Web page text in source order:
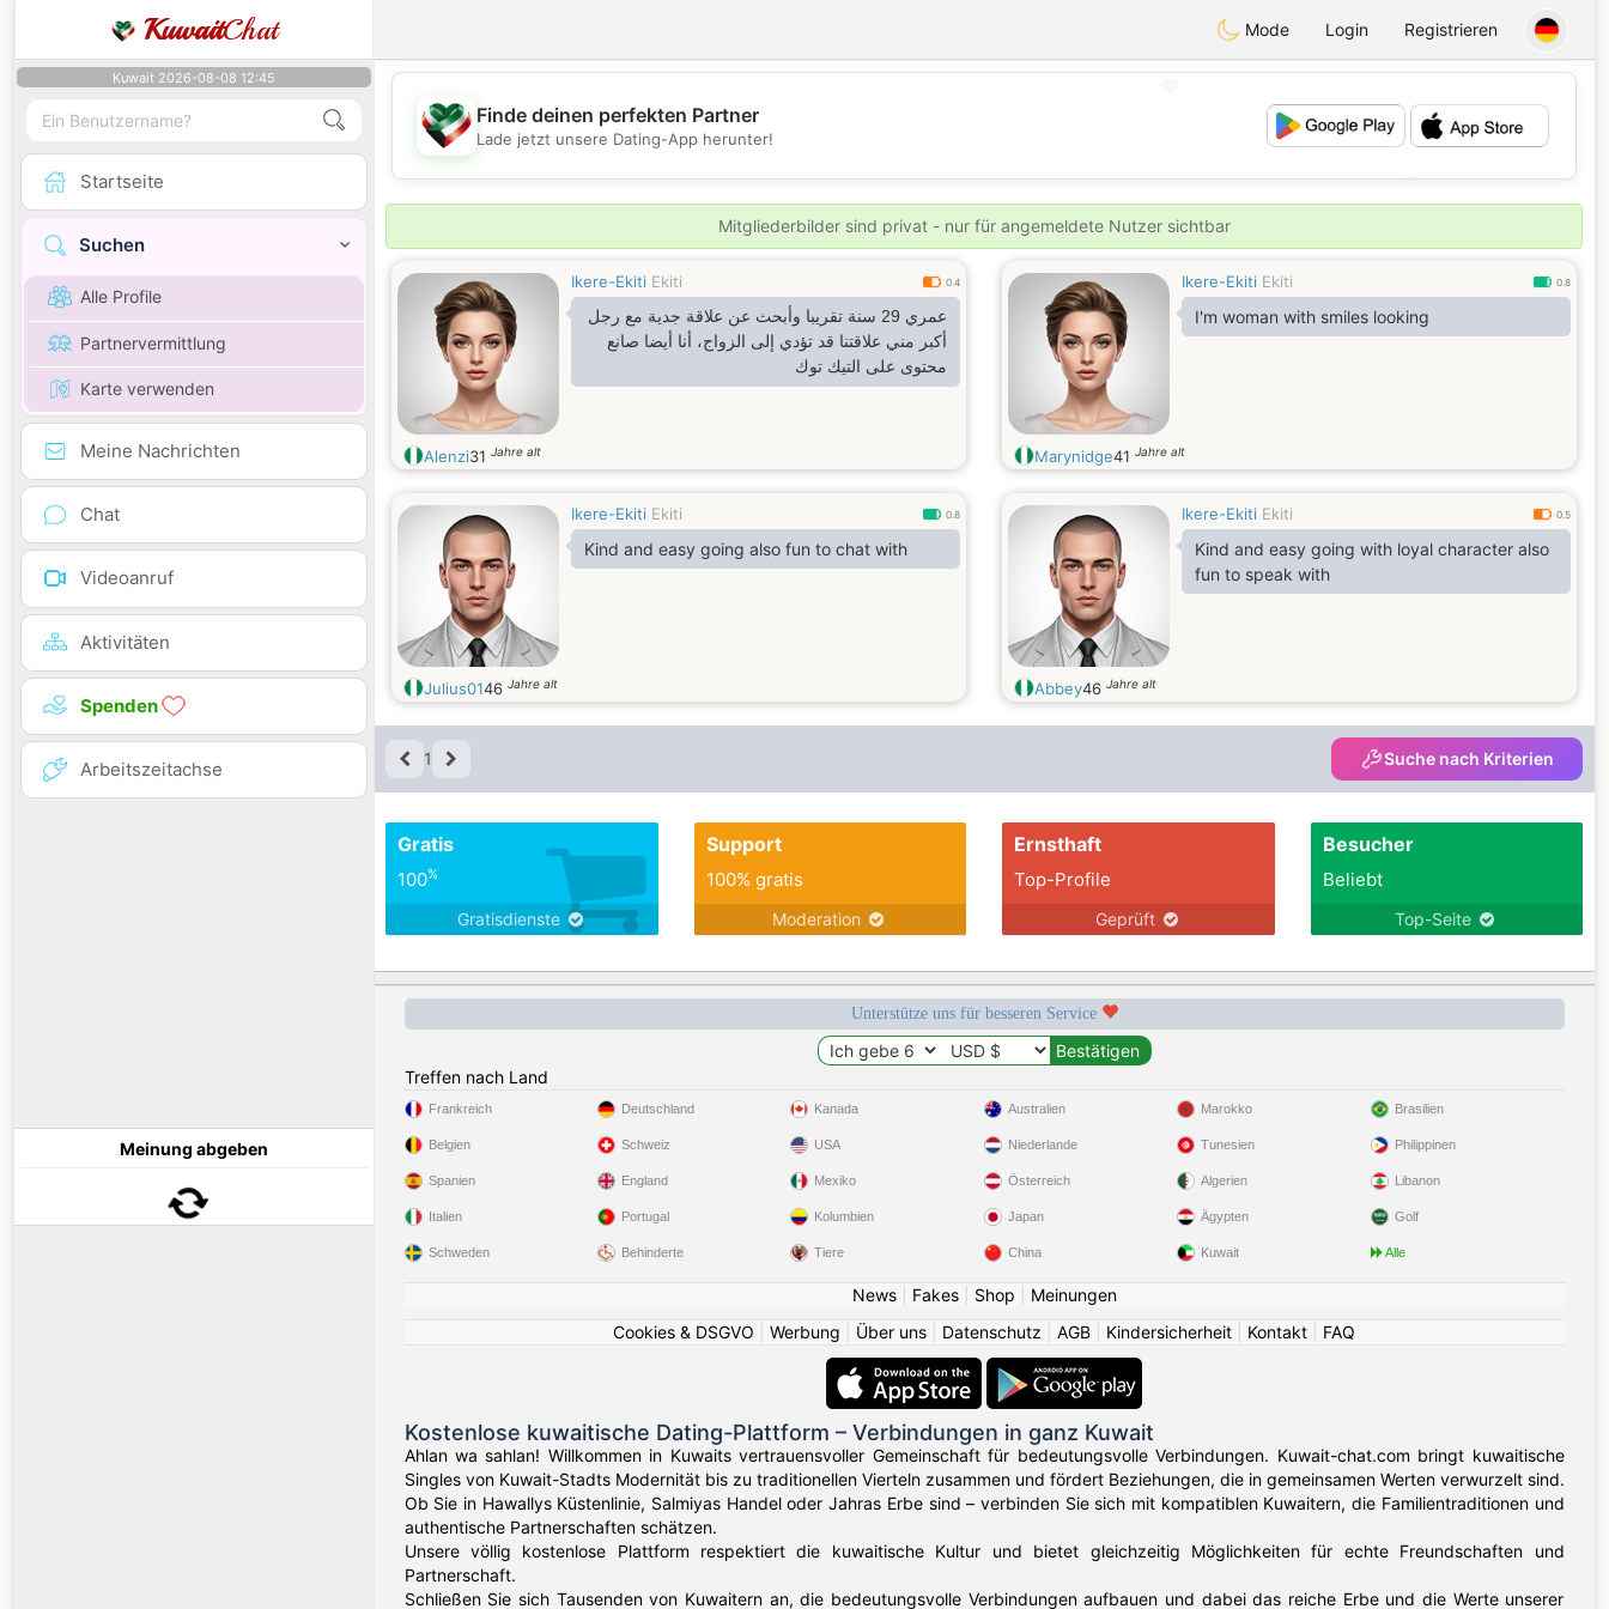
KuwaitChat Mode Login Registrieren
Kuwait 2026-08-08 12:45
Startseite
Suchen
Alle Profile
Partnervermittlung
Karte verwenden
Meine Nachrichten
Chat
Videoanruf
Aktivitäten
Spenden
Arbeitszeitachse
Meinung abgeben
💖
💕
Finde deinen perfekten Partner
Lade jetzt unsere Dating-App herunter!
Mitgliederbilder sind privat - nur für angemeldete Nutzer sichtbar
Ikere-Ekiti Ekiti 0.4
عمري 29 سنة تقريبا وأبحث عن علاقة جدية مع رجل
أكبر مني علاقتنا قد تؤدي إلى الزواج، أنا أيضا صانع
محتوى على التيك توك
Alenzi31 Jahre alt
Ikere-Ekiti Ekiti 0.8
I'm woman with smiles looking
Marynidge41 Jahre alt
Ikere-Ekiti Ekiti 0.8
Kind and easy going also fun to chat with
Julius0146 Jahre alt
Ikere-Ekiti Ekiti 0.5
Kind and easy going with loyal character also
fun to speak with
Abbey46 Jahre alt
1 Suche nach Kriterien
Gratis
100%
Gratisdienste
Support
100% gratis
Moderation
Ernsthaft
Top-Profile
Geprüft
Besucher
Beliebt
Top-Seite
Unterstütze uns für besseren Service
Treffen nach Land
Frankreich
Belgien
Spanien
Italien
Schweden
Deutschland
Schweiz
England
Portugal
Behinderte
Kanada
USA
Mexiko
Kolumbien
Tiere
Australien
Niederlande
Österreich
Japan
China
Marokko
Tunesien
Algerien
Ägypten
Kuwait
Brasilien
Philippinen
Libanon
Golf
Alle
News| Fakes| Shop
Meinungen
Cookies & DSGVO
Werbung Über uns Datenschutz AGB Kindersicherheit Kontakt FAQ
Kostenlose kuwaitische Dating-Plattform – Verbindungen in ganz Kuwait
Ahlan wa sahlan! Willkommen in Kuwaits vertrauensvoller Gemeinschaft für bedeutungsvolle Verbindungen. Kuwait-chat.com bringt kuwaitische
Singles von Kuwait-Stadts Modernität bis zu traditionellen Vierteln zusammen und fördert Beziehungen, die in gemeinsamen Werten verwurzelt sind.
Ob Sie in Hawallys Küstenlinie, Salmiyas Handel oder Jahras Erbe sind – verbinden Sie sich mit kompatiblen Kuwaitern, die Familientraditionen und
authentische Partnerschaften schätzen.
Unsere völlig kostenlose Plattform respektiert die kuwaitische Kultur und bietet gleichzeitig Möglichkeiten für echte Freundschaften und
Partnerschaft.
Schließen Sie sich Tausenden von Kuwaitern an, die bedeutungsvolle Verbindungen aufbauen und dabei das reiche Erbe und die Werte unserer